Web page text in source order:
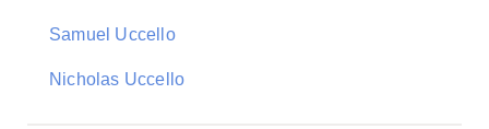
Samuel Uccello
Nicholas Uccello